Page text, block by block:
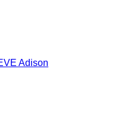
Adison